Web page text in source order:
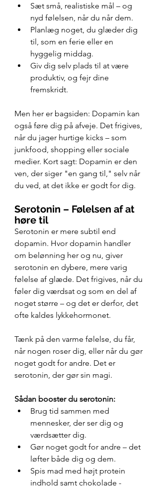
Sæt små, realistiske mål – og
nyd følelsen, når du når dem.
Planlæg noget, du glæder dig
til, som en ferie eller en
hyggelig middag.
Giv dig selv plads til at være
produktiv, og fejr dine
fremskridt.
Men her er bagsiden: Dopamin kan
også føre dig på afveje. Det frigives,
når du jager hurtige kicks – som
junkfood, shopping eller sociale
medier. Kort sagt: Dopamin er den
ven, der siger "en gang til," selv når
du ved, at det ikke er godt for dig.
Serotonin – Følelsen af at
høre til
Serotonin er mere subtil end
dopamin. Hvor dopamin handler
om belønning her og nu, giver
serotonin en dybere, mere varig
følelse af glæde. Det frigives, når du
føler dig værdsat og som en del af
noget større – og det er derfor, det
ofte kaldes lykkehormonet.
Tænk på den varme følelse, du får,
når nogen roser dig, eller når du gør
noget godt for andre. Det er
serotonin, der gør sin magi.
Sådan booster du serotonin:
Brug tid sammen med
mennesker, der ser dig og
værdsætter dig.
Gør noget godt for andre – det
løfter både dig og dem.
Spis mad med højt protein
indhold samt chokolade -